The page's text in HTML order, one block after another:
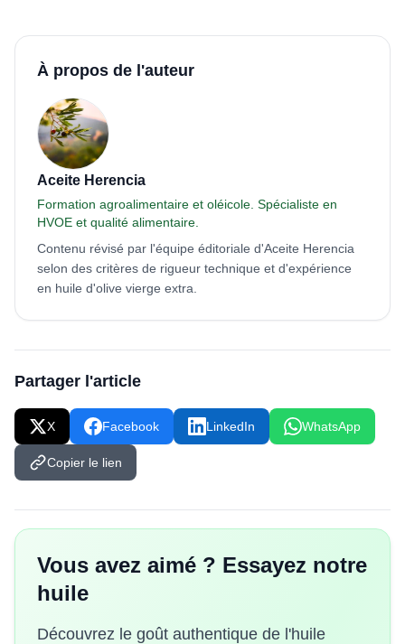
À propos de l'auteur
Aceite Herencia
Formation agroalimentaire et oléicole. Spécialiste en
HVOE et qualité alimentaire.
Contenu révisé par l'équipe éditoriale d'Aceite Herencia
selon des critères de rigueur technique et d'expérience
en huile d'olive vierge extra.
Partager l'article
X Facebook LinkedIn WhatsApp
Copier le lien
Vous avez aimé ? Essayez notre
huile
Découvrez le goût authentique de l'huile